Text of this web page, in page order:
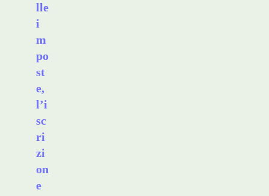
lle
i
m
po
st
e,
l’i
sc
ri
zi
on
e